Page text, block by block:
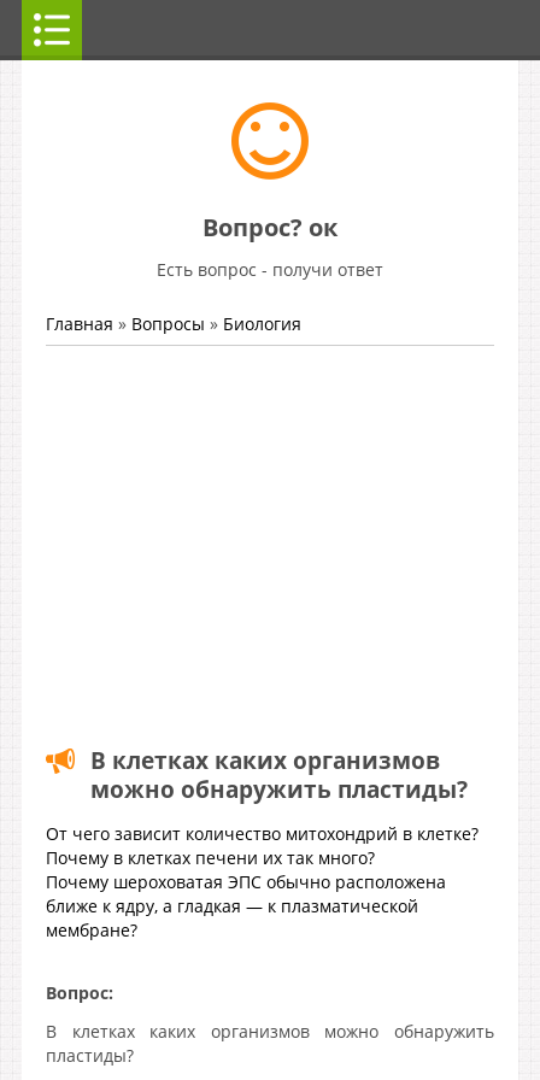
Вопрос? ок
Есть вопрос - получи ответ
Главная » Вопросы » Биология
В клетках каких организмов
можно обнаружить пластиды?
От чего зависит количество митохондрий в клетке?
Почему в клетках печени их так много?
Почему шероховатая ЭПС обычно расположена
ближе к ядру, а гладкая — к плазматической
мембране?
Вопрос:
В клетках каких организмов можно обнаружить
пластиды?